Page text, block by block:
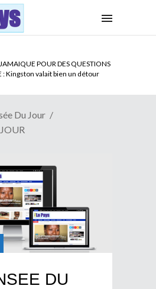
POUR DES QUESTIONS
: Kingston valait bien un détour
Du Jour
DU